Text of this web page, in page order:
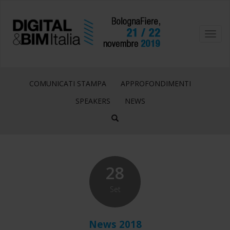
COMUNICATI STAMPA
APPROFONDIMENTI
SPEAKERS
NEWS
28
Set
News 2018